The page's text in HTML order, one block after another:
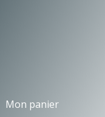
Mon panier